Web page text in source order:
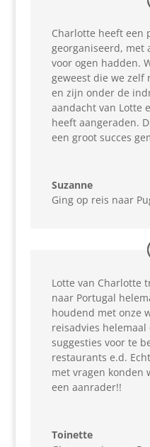
Charlotte heeft een
georganiseerd, met
voor ogen hadden.
geweest die we zelf
en zijn onder de
aandacht van Lotte
heeft aangeraden.
een groot succes
Suzanne
Ging op reis naar
Lotte van Charlotte
naar Portugal
houdend met onze
reisadvies
suggesties voor te
restaurants e.d.
met vragen konden
een aanrader!!
Toinette